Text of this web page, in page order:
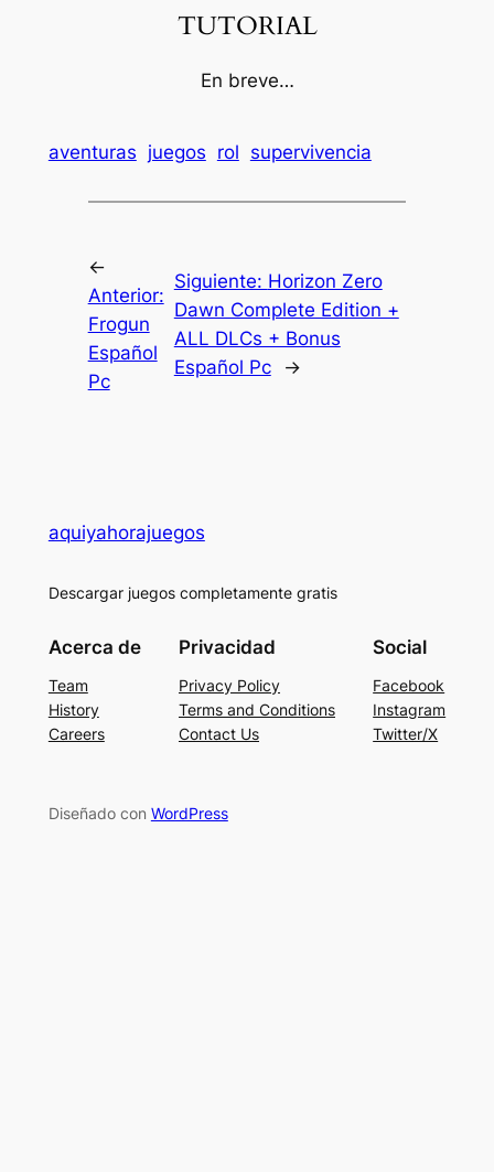
TUTORIAL
En breve…
aventuras juegos rol supervivencia
←
Anterior:
Frogun
Español
Pc
Siguiente: Horizon Zero
Dawn Complete Edition +
ALL DLCs + Bonus
Español Pc
→
aquiyahorajuegos
Descargar juegos completamente gratis
Acerca de
Team
History
Careers
Privacidad
Privacy Policy
Terms and Conditions
Contact Us
Social
Facebook
Instagram
Twitter/X
Diseñado con WordPress